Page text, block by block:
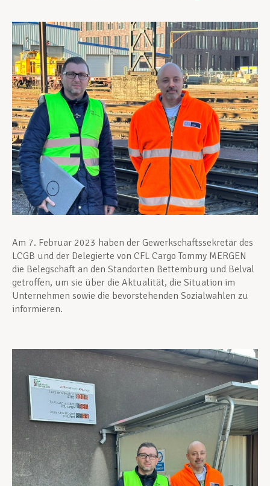
Unterstützung im Privatleben
Berufliche Weiterentwicklung
Mitglied werden
Aktuell
Am 7. Februar 2023 haben der Gewerkschaftssekretär des
LCGB und der Delegierte von CFL Cargo Tommy MERGEN
die Belegschaft an den Standorten Bettemburg und Belval
getroffen, um sie über die Aktualität, die Situation im
Unternehmen sowie die bevorstehenden Sozialwahlen zu
informieren.